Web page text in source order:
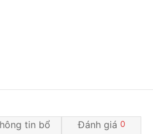
tin bổ
Đánh giá 0